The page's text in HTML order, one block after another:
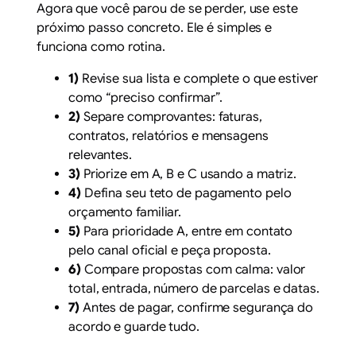
Agora que você parou de se perder, use este
próximo passo concreto. Ele é simples e
funciona como rotina.
1)Revise sua lista e complete o que estiver
como “preciso confirmar”.
2)Separe comprovantes: faturas,
contratos, relatórios e mensagens
relevantes.
3)Priorize em A, B e C usando a matriz.
4)Defina seu teto de pagamento pelo
orçamento familiar.
5)Para prioridade A, entre em contato
pelo canal oficial e peça proposta.
6)Compare propostas com calma: valor
total, entrada, número de parcelas e datas.
7)Antes de pagar, confirme segurança do
acordo e guarde tudo.